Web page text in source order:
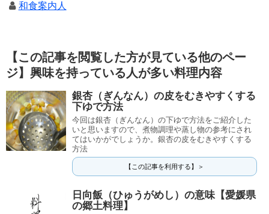
和食案内人
【この記事を閲覧した方が見ている他のペー
ジ】興味を持っている人が多い料理内容
銀杏（ぎんなん）の皮をむきやすくする
下ゆで方法
今回は銀杏（ぎんなん）の下ゆで方法をご紹介した
いと思いますので、煮物調理や蒸し物の参考にされ
てはいかがでしょうか。銀杏の皮をむきやすくする
方法
【この記事を利用する】＞
日向飯（ひゅうがめし）の意味【愛媛県
の郷土料理】